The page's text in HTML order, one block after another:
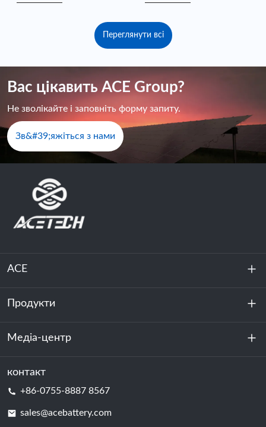
Переглянути всі
Вас цікавить ACE Group?
Не зволікайте і заповніть форму запиту.
Зв&#39;яжіться з нами
ACE
Про нас
Стійкість
Продукти
Зберігання енергії
Центр обробки даних та серверна кімната
Медіа-центр
Новини
контакт
+86-0755-8887 8567
sales@acebattery.com